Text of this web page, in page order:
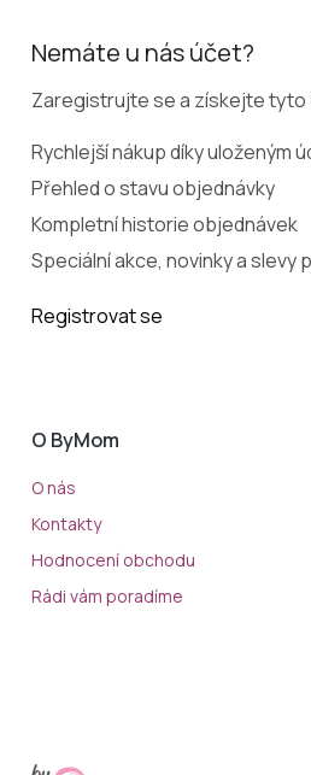
Nemáte u nás účet?
Zaregistrujte se a získejte tyto
Rychlejší nákup díky uloženým
Přehled o stavu objednávky
Kompletní historie objednávek
Speciální akce, novinky a slevy
Registrovat se
O ByMom
O nás
Kontakty
Hodnocení obchodu
Rádi vám poradíme